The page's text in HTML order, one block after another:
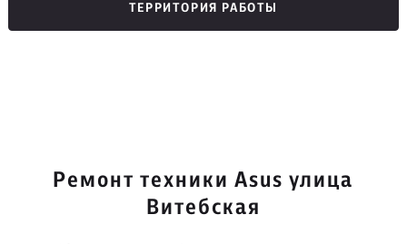
ТЕРРИТОРИЯ РАБОТЫ
Ремонт техники Asus улица
Витебская